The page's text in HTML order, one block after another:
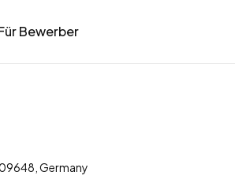
Bewerber
Germany